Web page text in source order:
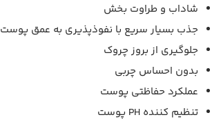
شاداب و طراوت بخش
جذب بسیار سریع با نفوذپذیری به عمق پوست
جلوگیری از بروز چروک
بدون احساس چربی
عملکرد حفاظتی پوست
تنظیم کننده PH پوست